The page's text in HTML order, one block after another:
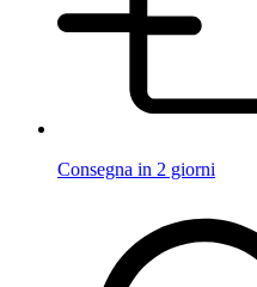
Consegna in 2 giorni